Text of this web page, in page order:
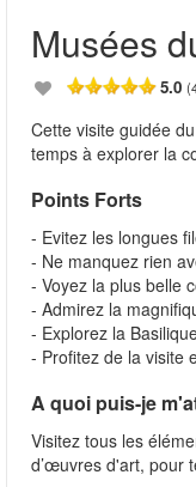
Musées
5.0
Cette visite guidée
temps à explorer la
Points Forts
- Evitez les longues
- Ne manquez rien
- Voyez la plus belle
- Admirez la
- Explorez la
- Profitez de la visite
A quoi puis-je
Visitez tous les
d’œuvres d'art, pour